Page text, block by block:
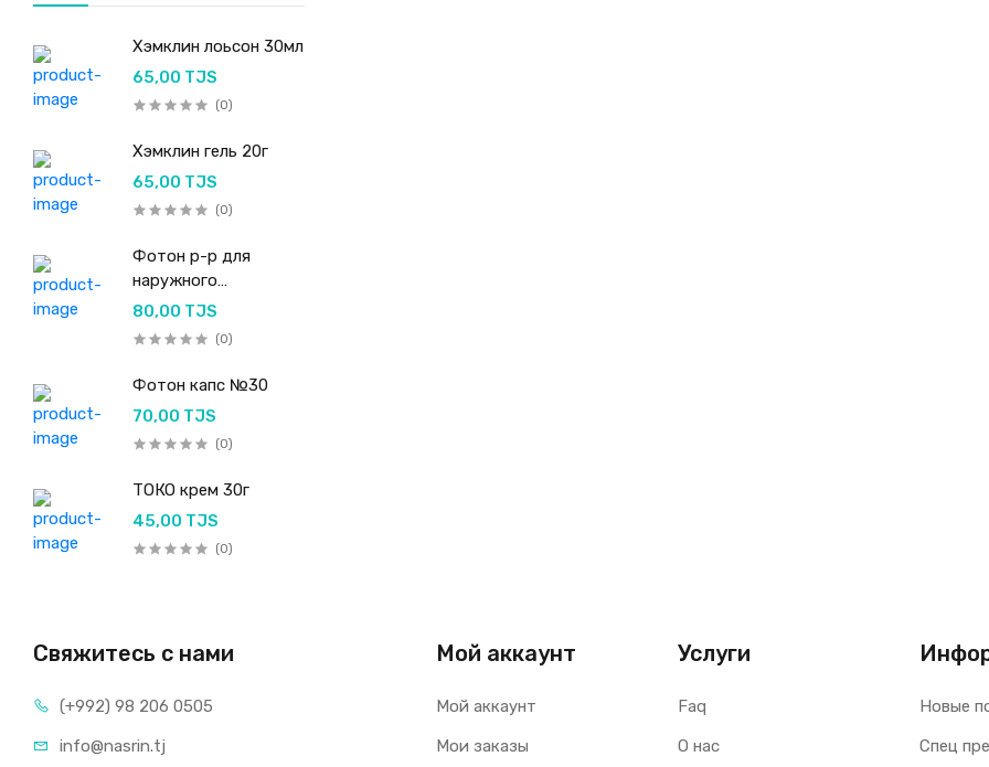
Хэмклин лоьсон 30мл
65,00 TJS
(0)
Хэмклин гель 20г
65,00 TJS
(0)
Фотон р-р для
наружного
применения 50мл
80,00 TJS
(0)
Фотон капс №30
70,00 TJS
(0)
ТОКО крем 30г
45,00 TJS
(0)
Свяжитесь с нами
(+992) 98 206 0505
info@nasrin.tj
Мой аккаунт
Мой аккаунт
Мои заказы
Услуги
Faq
О нас
Новые
Спец